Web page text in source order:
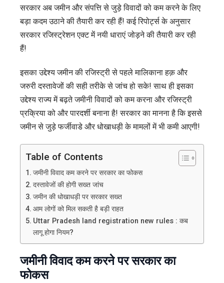
सरकार अब जमीन और संपत्ति से जुड़े विवादों को कम करने के लिए
बड़ा कदम उठाने की तैयारी कर रही हैं! कई रिपोर्ट्स के अनुसार
सरकार रजिस्ट्रेशन एक्ट में नयी धाराएं जोड़ने की तैयारी कर रही
हैं!
इसका उद्देश्य जमीन की रजिस्ट्री से पहले मालिकाना हक़ और
जरुरी दस्तावेजों की सही तरीके से जांच हो सके! साथ ही इसका
उद्देश्य राज्य में बढ़ते जमीनी विवादों को कम करना और रजिस्ट्री
प्रक्रिया को और पारदर्शी बनाना है! सरकार का मानना है कि इससे
जमीन से जुड़े फर्जीवाडे और धोखाधड़ी के मामलों में भी कमी आएगी!
Table of Contents
जमीनी विवाद कम करने पर सरकार का फोकस
दस्तावेजों की होगी सख्त जांच
जमीन की धोखाधड़ी पर सरकार सख्त
आम लोगों को मिल सकती है बड़ी राहत
Uttar Pradesh land registration new rules : कब
लागू होगा नियम?
जमीनी विवाद कम करने पर सरकार का
फोकस